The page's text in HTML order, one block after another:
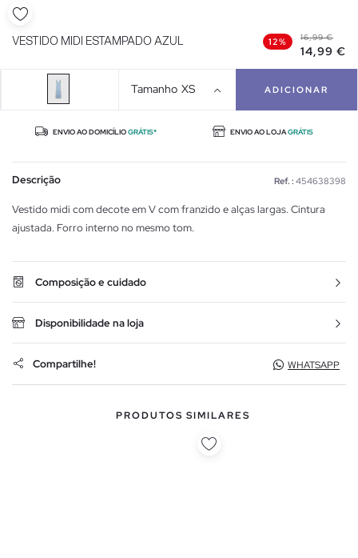
VESTIDO MIDI ESTAMPADO AZUL 12% 16,99 €
14,99 €
Tamanho XS ADICIONAR
ENVIO AO DOMICÍLIOGRÁTIS* ENVIO AO LOJAGRÁTIS
Descrição Ref. : 454638398
Vestido midi com decote em V com franzido e alças largas. Cintura
ajustada. Forro interno no mesmo tom.
Composição e cuidado
Disponibilidade na loja
Compartilhe! WHATSAPP
PRODUTOS SIMILARES